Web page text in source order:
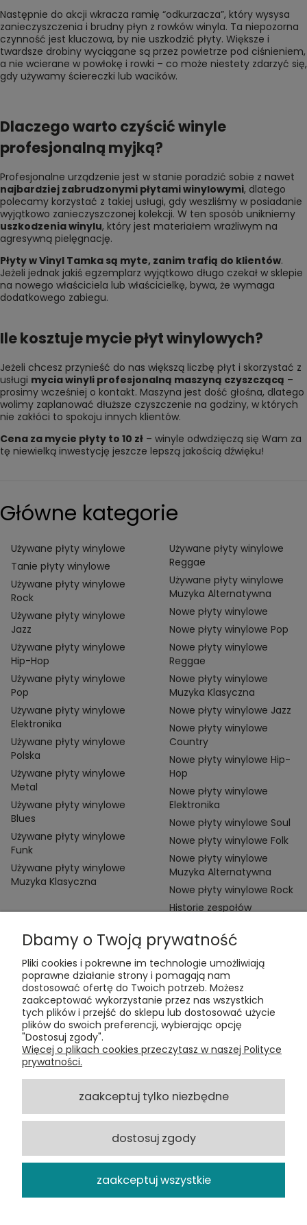
Następnie do akcji wkracza ramię “odkurzacza”, który wysysa
zanieczyszczenia i brudny płyn z rowków winyla. Ta niepozorna
czynność jest kluczowa, by nie uszkodzić płyty. Większe i
twardsze drobiny wyciągane są przez powietrze pod ciśnieniem,
a nie wcierane w powłokę i rowki – co może niestety zdarzyć się,
gdy używamy ściereczki lub wacików.
Dlaczego warto czyścić winyle
profesjonalną myjką?
Profesjonalne urządzenie jest w stanie poradzić sobie z nawet
najbardziej zabrudzonymi płytami winylowymi, dlatego
polecamy korzystać z takiej usługi, gdy weszliśmy w posiadanie
wyjątkowo zanieczyszczonej kolekcji. W ten sposób unikniemy
uszkodzenia winylu, który jest materiałem wrażliwym na
agresywną pielęgnację.
Płyty w Vinyl Tamka są myte, zanim trafią do klientów.
Jeżeli jednak jakiś egzemplarz wyjątkowo długo czekał w sklepie
na nowego właściciela lub właścicielkę, bywa, że wymaga
dodatkowego zabiegu.
Ile kosztuje mycie płyt winylowych?
Jeżeli chcesz przynieść do nas większą liczbę płyt i skorzystać z
usługi mycia winyli profesjonalną maszyną czyszczącą –
prosimy wcześniej o kontakt. Maszyna jest dość głośna, dlatego
wolimy zaplanować dłuższe czyszczenie na godziny, w których
nie zakłóci to spokoju innych klientów.
Cena za mycie płyty to 10 zł – winyle odwdzięczą się Wam za
tę niewielką inwestycję jeszcze lepszą jakością dźwięku!
Główne kategorie
Używane płyty winylowe
Tanie płyty winylowe
Używane płyty winylowe
Rock
Używane płyty winylowe
Jazz
Używane płyty winylowe
Hip-Hop
Używane płyty winylowe
Pop
Używane płyty winylowe
Elektronika
Używane płyty winylowe
Polska
Używane płyty winylowe
Metal
Używane płyty winylowe
Blues
Używane płyty winylowe
Funk
Używane płyty winylowe
Muzyka Klasyczna
Używane płyty winylowe
Reggae
Używane płyty winylowe
Muzyka Alternatywna
Nowe płyty winylowe
Nowe płyty winylowe Pop
Nowe płyty winylowe
Reggae
Nowe płyty winylowe
Muzyka Klasyczna
Nowe płyty winylowe Jazz
Nowe płyty winylowe
Country
Nowe płyty winylowe Hip-
Hop
Nowe płyty winylowe
Elektronika
Nowe płyty winylowe Soul
Nowe płyty winylowe Folk
Nowe płyty winylowe
Muzyka Alternatywna
Nowe płyty winylowe Rock
Historie zespołów
VINYL TAMKA
Kontakt:
t:+48 609 155 327
e:vinyltamka@gmail.com
ul. Chmielna 20, 00-020 Warszawa
Dbamy o Twoją prywatność
Pliki cookies i pokrewne im technologie umożliwiają
poprawne działanie strony i pomagają nam
dostosować ofertę do Twoich potrzeb. Możesz
zaakceptować wykorzystanie przez nas wszystkich
tych plików i przejść do sklepu lub dostosować użycie
plików do swoich preferencji, wybierając opcję
"Dostosuj zgody".
Więcej o plikach cookies przeczytasz w naszej Polityce
prywatności.
zaakceptuj tylko niezbędne
dostosuj zgody
zaakceptuj wszystkie